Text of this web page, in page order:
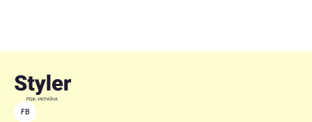
FB